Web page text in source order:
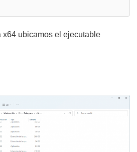
x64 ubicamos el ejecutable